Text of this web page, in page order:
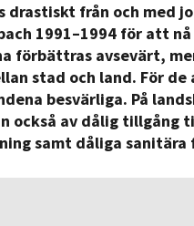
drastiskt från och med
1991–1994 för att
förbättras avsevärt,
stad och land. För de
besvärliga. På
också av dålig tillgång
samt dåliga sanitära